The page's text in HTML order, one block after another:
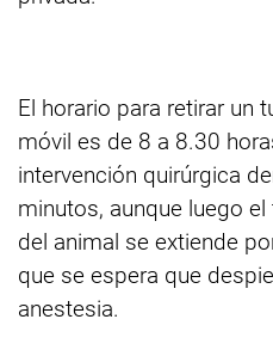
El horario para retirar un
móvil es de 8 a 8.30
intervención quirúrgica
minutos, aunque luego
del animal se extiende
que se espera que
anestesia.